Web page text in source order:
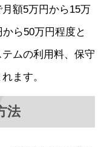
額5万円から15万
ら50万円程度と
ムの利用料、保守
ます。
法